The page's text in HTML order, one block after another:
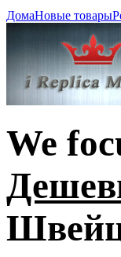
ДомаНовые товары
We